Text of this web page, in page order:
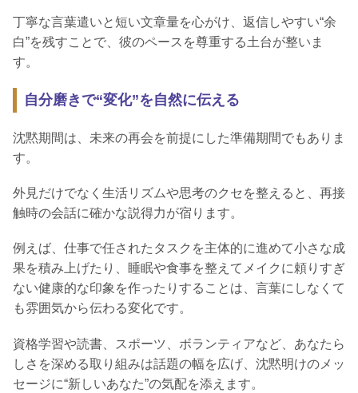
丁寧な言葉遣いと短い文章量を心がけ、返信しやすい“余
白”を残すことで、彼のペースを尊重する土台が整いま
す。
自分磨きで“変化”を自然に伝える
沈黙期間は、未来の再会を前提にした準備期間でもありま
す。
外見だけでなく生活リズムや思考のクセを整えると、再接
触時の会話に確かな説得力が宿ります。
例えば、仕事で任されたタスクを主体的に進めて小さな成
果を積み上げたり、睡眠や食事を整えてメイクに頼りすぎ
ない健康的な印象を作ったりすることは、言葉にしなくて
も雰囲気から伝わる変化です。
資格学習や読書、スポーツ、ボランティアなど、あなたら
しさを深める取り組みは話題の幅を広げ、沈黙明けのメッ
セージに“新しいあなた”の気配を添えます。